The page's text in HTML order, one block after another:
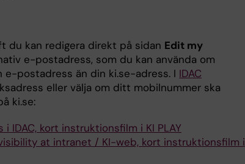
du kan redigera direkt på sidan Edit my
e-postadress, som du kan använda om
e-postadress än din ki.se-adress. I IDAC
eller välja om ditt mobilnummer ska
ki.se:
IDAC, kort instruktionsfilm i KI PLAY
at intranet / KI-web, kort instruktionsfilm i